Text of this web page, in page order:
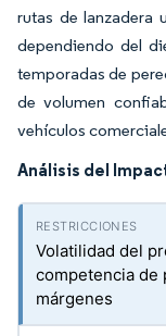
rutas de lanzadera
dependiendo del
temporadas de
de volumen
vehículos
Análisis del
Volatilidad del
competencia de
márgenes